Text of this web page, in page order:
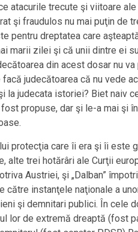
atacurile trecute şi viitoare
şi fraudulos nu mai puţin de
pentru dreptatea care
marii zilei şi că unii dintre ei
din acest dosar nu
judecătoarea că nu
la judecata istoriei? Biet naiv
propuse, dar şi le-a mai şi
protecţia care îi era şi îi este
trei hotărâri ale Curţii
Austriei, şi „Dalban”
instanţele naţionale a
şi demnitari publici. În
de extremă dreaptă (fost